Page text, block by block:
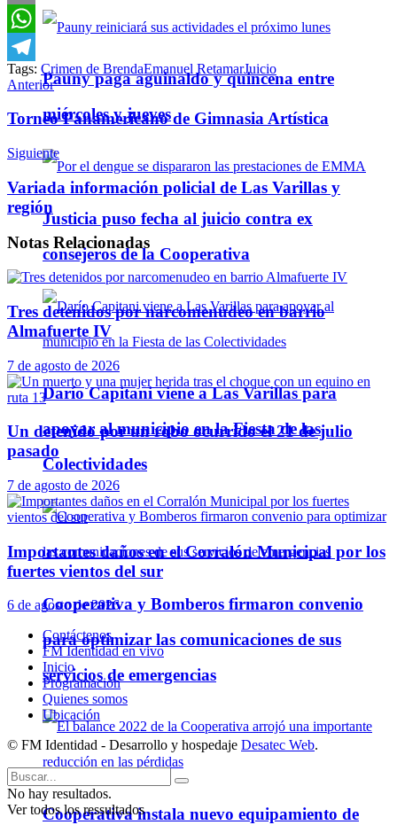
Pauny paga aguinaldo y quincena entre
miércoles y jueves
Justicia puso fecha al juicio contra ex
consejeros de la Cooperativa
Darío Capitani viene a Las Varillas para
apoyar al municipio en la Fiesta de las
Colectividades
Cooperativa y Bomberos firmaron convenio
para optimizar las comunicaciones de sus
servicios de emergencias
Cooperativa instala nuevo equipamiento de
Email
WhatsApp
Telegram
Tags: Crimen de BrendaEmanuel RetamarJuicio
Anterior
Torneo Panamericano de Gimnasia Artística
Siguiente
Variada información policial de Las Varillas y
región
Notas Relacionadas
Tres detenidos por narcomenudeo en barrio
Almafuerte IV
7 de agosto de 2026
Un detenido por un robo ocurrido el 21 de julio
pasado
7 de agosto de 2026
Importantes daños en el Corralón Municipal por los
fuertes vientos del sur
6 de agosto de 2026
Contáctenos
FM Identidad en vivo
Inicio
Programación
Quienes somos
Ubicación
© FM Identidad - Desarrollo y hospedaje Desatec Web.
No hay resultados.
Ver todos los ressultados